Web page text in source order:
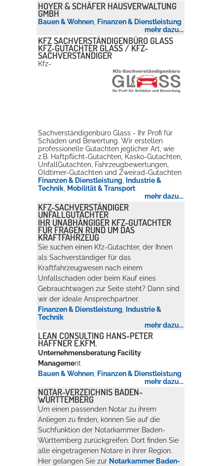
Service
Konzerte, Tagungen und vieles mehr
Die Stadthalle Hockenheim bietet den perfekten Standort für Events
Erleben in Hockenheim
Spaß unter prickelnden Wasserfällen, das rauschende Meer im
Wellenbecken oder doch lieber die pure Entspannung auf der
Sprudelliege im Solebecken?
mehr dazu...
HOYER & SCHÄFER HAUSVERWALTUNG
GMBH
Bauen & Wohnen, Finanzen & Dienstleistung
mehr dazu...
KFZ SACHVERSTÄNDIGENBÜRO GLASS
KFZ-GUTACHTER GLASS / KFZ-
SACHVERSTÄNDIGER
Kfz-
Sachverständigenbüro Glass - Ihr Profi für
Schäden und Bewertung. Wir erstellen
professionelle Gutachten jeglicher Art, wie
z.B. Haftpflicht-Gutachten, Kasko-Gutachten,
UnfallGutachten, Fahrzeugbewertungen,
Oldtimer-Gutachten und Zweirad-Gutachten
Finanzen & Dienstleistung, Industrie &
Technik, Mobilität & Transport
mehr dazu...
KFZ-SACHVERSTÄNDIGER
UNFALLGUTACHTER
IHR UNABHÄNGIGER KFZ-GUTACHTER
FÜR FRAGEN RUND UM DAS
KRAFTFAHRZEUG
Sie suchen einen Kfz-Gutachter, der Ihnen
als Sachverständiger für das
Kraftfahrzeugwesen nach einem
Unfallschaden oder beim Kauf eines
Gebrauchtwagen zur Seite steht? Dann sind
wir der ideale Ansprechpartner.
Finanzen & Dienstleistung
Industrie &
Technik
mehr dazu...
LEAN CONSULTING HANS-PETER
HAFFNER E.KFM.
Unternehmensberatung Facility
Management
Bauen & Wohnen,
Finanzen & Dienstleistung
mehr dazu...
NOTAR-VERZEICHNIS BADEN-
WÜRTTEMBERG
Um einen passenden Notar zu ihrem
Anliegen zu finden, können Sie auf die
Suchfunktion der Notarkammer Baden-
Württemberg zurückgreifen. Dort finden Sie
alle eingetragenen Notare in ihrer Region.
Hier gelangen Sie zur Notarkammer Baden-